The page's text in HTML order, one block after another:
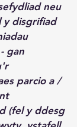
neu
y disgrifiad
gan
parcio a /
(fel y ddesg